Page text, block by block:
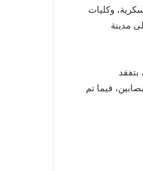
وكليات
من القاهرة إلى مدينة
فيما تم